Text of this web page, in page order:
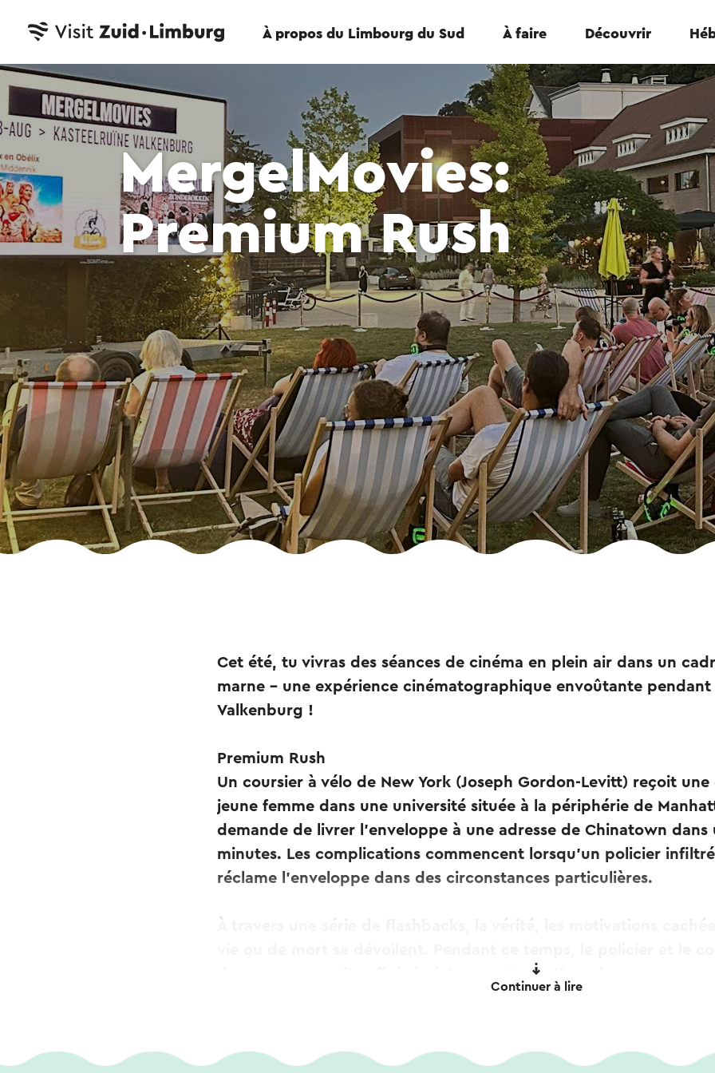
À propos du Limbourg du Sud À faire Découvrir
MergelMovies:
Premium Rush
Cet été, tu vivras des séances de cinéma en plein air dans un
marne – une expérience cinématographique envoûtante pendant
Valkenburg !
Premium Rush
Un coursier à vélo de New York (Joseph Gordon-Levitt) reçoit une
jeune femme dans une université située à la périphérie de
demande de livrer l’enveloppe à une adresse de Chinatown dans
minutes. Les complications commencent lorsqu’un policier
réclame l’enveloppe dans des circonstances particulières.
dans une poursuite effrénée à travers Manhattan, dans une
Réalisation : David Koepp
Continuer à lire